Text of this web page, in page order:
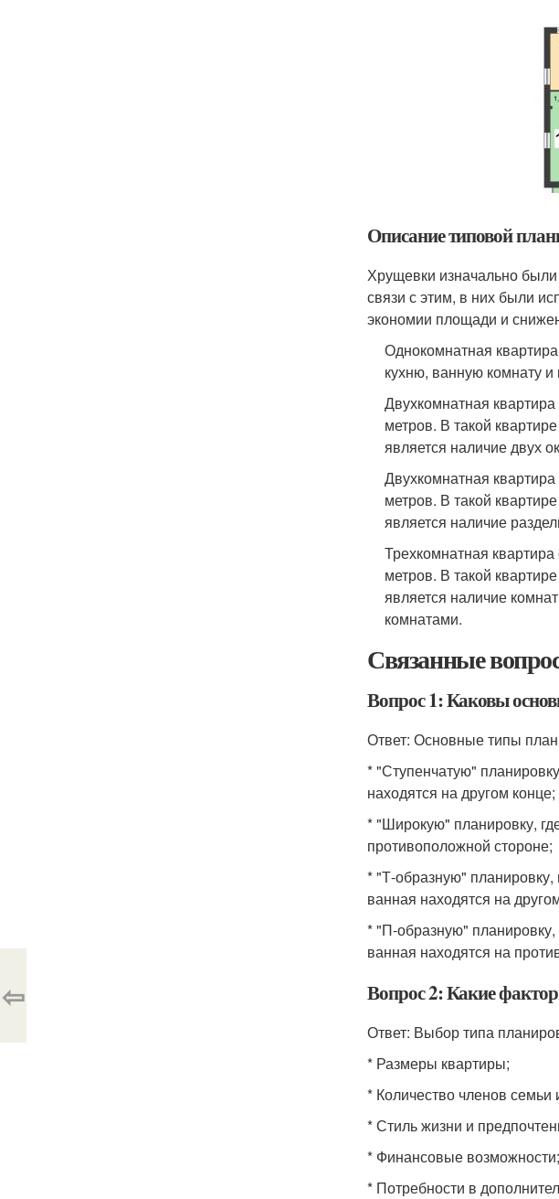
Описание типовой
Хрущевки изначально
связи с этим, в них были
экономии площади и
Однокомнатная
кухню, ванную комнату и
Двухкомнатная
метров. В такой
является наличие двух
Двухкомнатная
метров. В такой
является наличие
Трехкомнатная
метров. В такой
является наличие
комнатами.
Связанные
Вопрос 1: Каковы
Ответ: Основные типы
* "Ступенчатую"
находятся на другом конце;
* "Широкую" планировку,
противоположной стороне;
* "Т-образную"
ванная находятся на
* "П-образную"
ванная находятся на
Вопрос 2: Какие
Ответ: Выбор типа
* Размеры квартиры;
* Количество членов семьи
* Стиль жизни и
* Финансовые возможности;
* Потребности в
⇦